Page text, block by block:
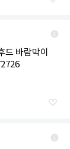
드 바람막이